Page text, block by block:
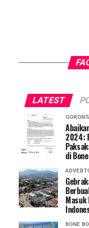
LATEST
2024:
di
BONE